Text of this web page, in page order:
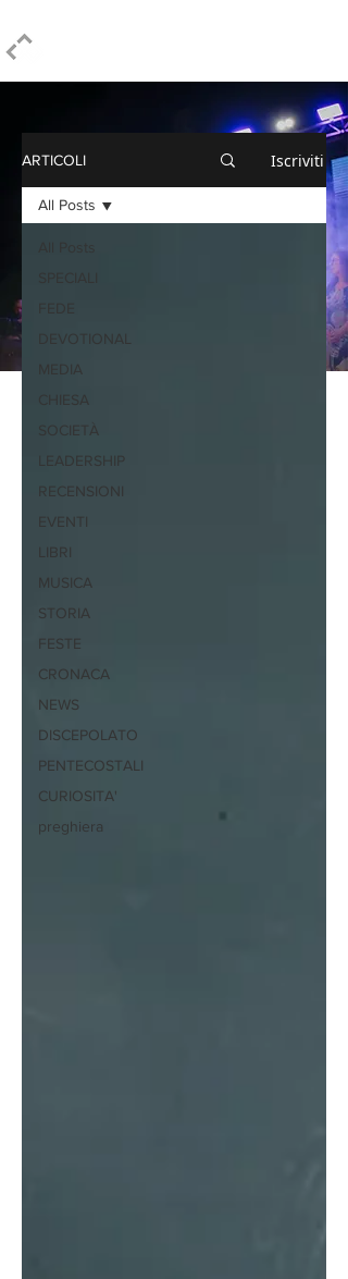
ARTICOLI Iscriviti
DEVOTIONAL
MEDIA
CHIESA
SOCIETÀ
LEADERSHIP
RECENSIONI
EVENTI
LIBRI
MUSICA
STORIA
FESTE
CRONACA
NEWS
DISCEPOLATO
PENTECOSTALI
CURIOSITA'
preghiera
All Posts